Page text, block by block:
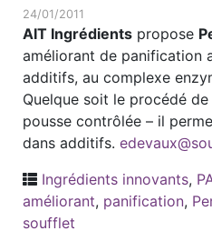
24/01/2011
AIT Ingrédients propose
améliorant de panification
additifs, au complexe
Quelque soit le procédé
pousse contrôlée – il
dans additifs.
Ingrédients innovants,
améliorant, panification,
soufflet